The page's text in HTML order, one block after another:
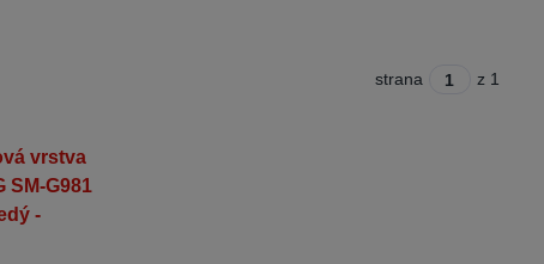
strana z 1